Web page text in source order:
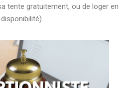
tente gratuitement, ou de loger en